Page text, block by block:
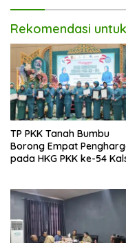
Rekomendasi
TP PKK Tanah Bumbu
Borong Empat
pada HKG PKK ke-54